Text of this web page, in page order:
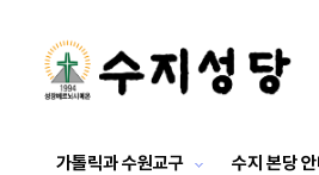
가톨릭과 수원교구 수지 본당 안